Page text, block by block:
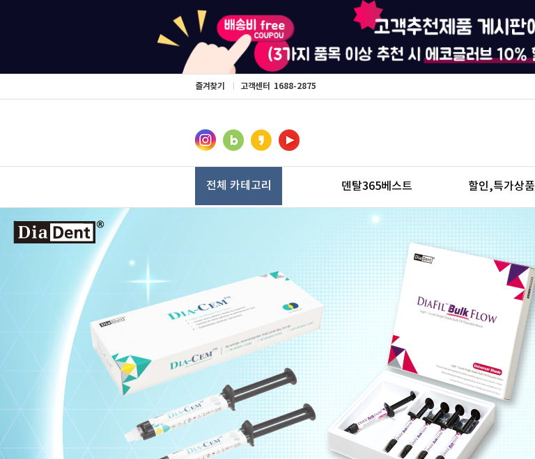
즐겨찾기 고객센터 1688-2875
전체 카테고리 덴탈365베스트 할인,특가상품